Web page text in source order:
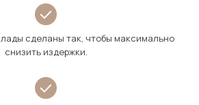
сделаны так, чтобы максимально
снизить издержки.